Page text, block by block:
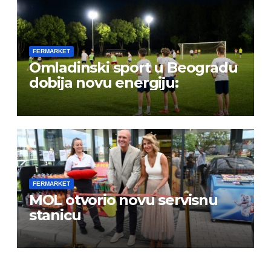
FERMARKET
Omladinski sport u Beogradu
dobija novu energiju:
FERMARKET
MOL otvorio novu servisnu
stanicu